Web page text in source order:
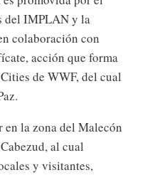
del IMPLAN y la
colaboración con
acción que forma
de WWF, del cual
en la zona del Malecón
al cual
y visitantes,